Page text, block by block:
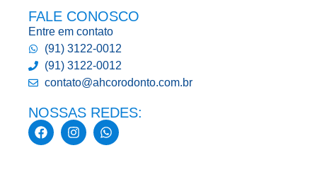
FALE CONOSCO
Entre em contato
(91) 3122-0012
(91) 3122-0012
contato@ahcorodonto.com.br
NOSSAS REDES: